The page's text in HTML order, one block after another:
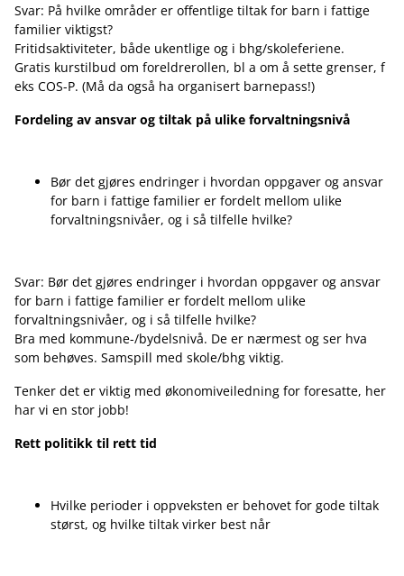
Svar: På hvilke områder er offentlige tiltak for barn i fattige
familier viktigst?
Fritidsaktiviteter, både ukentlige og i bhg/skoleferiene.
Gratis kurstilbud om foreldrerollen, bl a om å sette grenser, f
eks COS-P. (Må da også ha organisert barnepass!)
Fordeling av ansvar og tiltak på ulike forvaltningsnivå
Bør det gjøres endringer i hvordan oppgaver og ansvar
for barn i fattige familier er fordelt mellom ulike
forvaltningsnivåer, og i så tilfelle hvilke?
Svar: Bør det gjøres endringer i hvordan oppgaver og ansvar
for barn i fattige familier er fordelt mellom ulike
forvaltningsnivåer, og i så tilfelle hvilke?
Bra med kommune-/bydelsnivå. De er nærmest og ser hva
som behøves. Samspill med skole/bhg viktig.
Tenker det er viktig med økonomiveiledning for foresatte, her
har vi en stor jobb!
Rett politikk til rett tid
Hvilke perioder i oppveksten er behovet for gode tiltak
størst, og hvilke tiltak virker best når